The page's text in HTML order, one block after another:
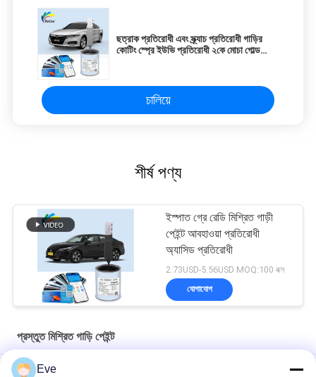
ছত্রাক প্রতিরোধী এবং স্ক্র্যাচ প্রতিরোধী গাড়ির
কোটিং স্প্রে ইউভি প্রতিরোধী ২কে মোচা গোল্ড
চালিয়ে
শীর্ষ পণ্য
ইস্পাত গ্রে রেডি মিশ্রিত গাড়ী
পেইন্ট আবহাওয়া প্রতিরোধী
অ্যাসিড প্রতিরোধী
2.73USD-5.56USD MOQ:100 বক্স
যোগাযোগ
প্রস্তুত মিশ্রিত গাড়ি পেইন্ট
আর্দ্রতা প্রতিরোধী প্রস্তুত মিশ্রিত গাড়ি পেইন্ট আকাশ নীল অ্যান্টি ইউভি মাল্টি ফাংশন
Eve